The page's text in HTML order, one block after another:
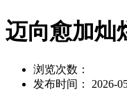
迈向愈加灿
浏览次数：
发布时间： 2026-